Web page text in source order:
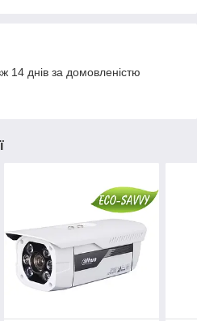
14 днів за домовленістю